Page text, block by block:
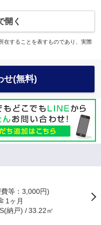
開く
在することを表すものであり、実際
せ(無料)
等：3,000円)
1ヶ月
納戸) 33.22㎡